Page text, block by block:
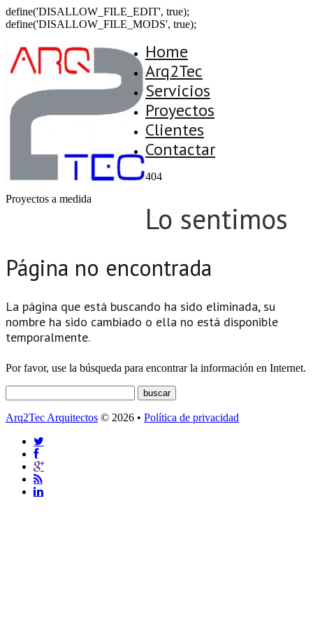
define('DISALLOW_FILE_EDIT', true);
define('DISALLOW_FILE_MODS', true);
Proyectos a medida
Home
Arq2Tec
Servicios
Proyectos
Clientes
Contactar
404
Lo sentimos
Página no encontrada
La página que está buscando ha sido eliminada, su
nombre ha sido cambiado o ella no está disponible
temporalmente.
Por favor, use la búsqueda para encontrar la información en Internet.
Arq2Tec Arquitectos © 2026 • Política de privacidad